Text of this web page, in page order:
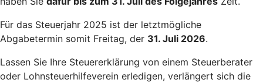
Für das Steuerjahr 2025 ist der letztmögliche
Abgabetermin somit Freitag, der 31. Juli 2026.
Lassen Sie Ihre Steuererklärung von einem Steuerberater
oder Lohnsteuerhilfeverein erledigen, verlängert sich die